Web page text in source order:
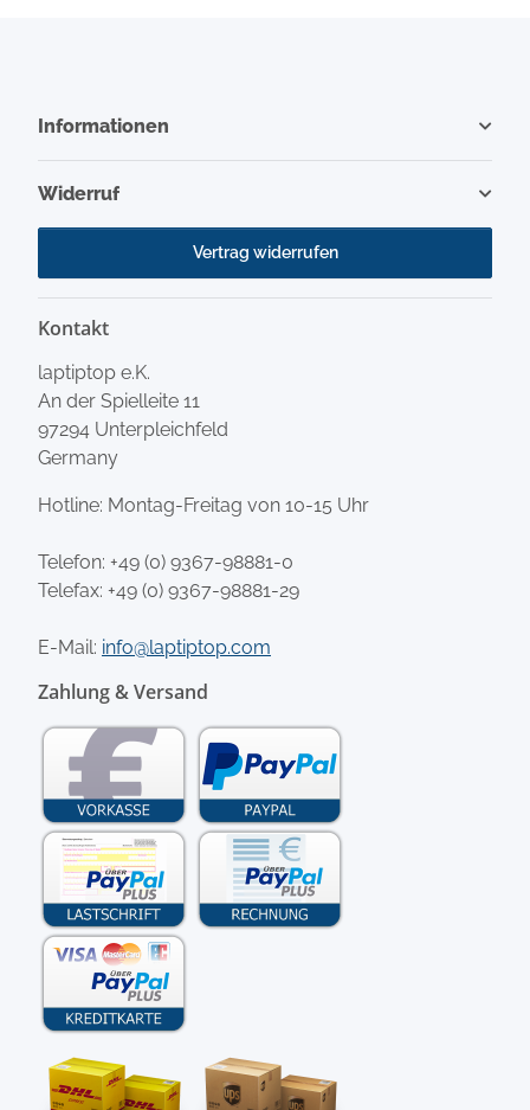
Informationen
Widerruf
Vertrag widerrufen
Kontakt
laptiptop e.K.
An der Spielleite 11
97294 Unterpleichfeld
Germany
Hotline: Montag-Freitag von 10-15 Uhr
Telefon: +49 (0) 9367-98881-0
Telefax: +49 (0) 9367-98881-29
E-Mail: info@laptiptop.com
Zahlung & Versand